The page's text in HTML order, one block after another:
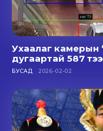
Ухаалаг камерын
дугаартай 587
БУСАД 2026-02-02